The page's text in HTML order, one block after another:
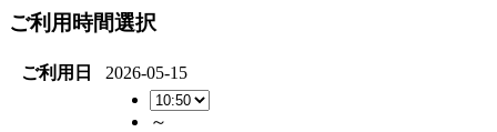
ご利用時間選択
ご利用日 2026-05-15
～